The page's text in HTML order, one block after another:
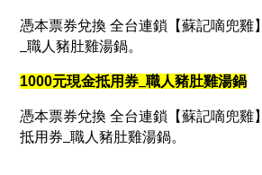
憑本票券兌換 全台連鎖【蘇記嘀兜雞】
職人豬肚雞湯鍋。
1000元現金抵用券 職人豬肚雞湯鍋
憑本票券兌換 全台連鎖【蘇記嘀兜雞】
抵用券 職人豬肚雞湯鍋。